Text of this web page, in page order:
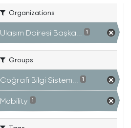
Organizations
Ulaşım Dairesi Başka... 1
Groups
Coğrafi Bilgi Sistem... 1
Mobility 1